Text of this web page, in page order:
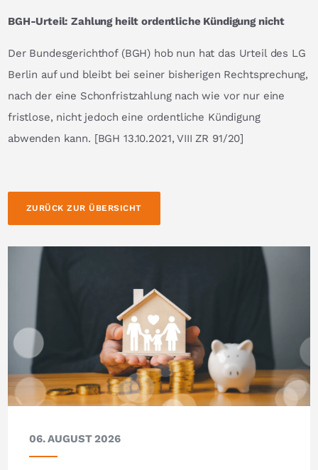
BGH-Urteil: Zahlung heilt ordentliche Kündigung nicht
Der Bundesgerichthof (BGH) hob nun hat das Urteil des LG
Berlin auf und bleibt bei seiner bisherigen Rechtsprechung,
nach der eine Schonfristzahlung nach wie vor nur eine
fristlose, nicht jedoch eine ordentliche Kündigung
abwenden kann. [BGH 13.10.2021, VIII ZR 91/20]
ZURÜCK ZUR ÜBERSICHT
06. AUGUST 2026